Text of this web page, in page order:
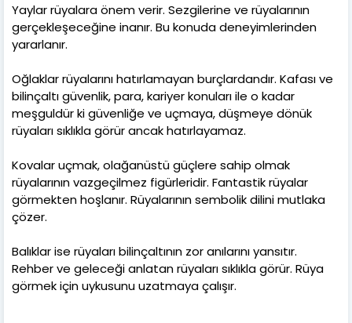
Yaylar rüyalara önem verir. Sezgilerine ve rüyalarının
gerçekleşeceğine inanır. Bu konuda deneyimlerinden
yararlanır.
Oğlaklar rüyalarını hatırlamayan burçlardandır. Kafası ve
bilinçaltı güvenlik, para, kariyer konuları ile o kadar
meşguldür ki güvenliğe ve uçmaya, düşmeye dönük
rüyaları sıklıkla görür ancak hatırlayamaz.
Kovalar uçmak, olağanüstü güçlere sahip olmak
rüyalarının vazgeçilmez figürleridir. Fantastik rüyalar
görmekten hoşlanır. Rüyalarının sembolik dilini mutlaka
çözer.
Balıklar ise rüyaları bilinçaltının zor anılarını yansıtır.
Rehber ve geleceği anlatan rüyaları sıklıkla görür. Rüya
görmek için uykusunu uzatmaya çalışır.